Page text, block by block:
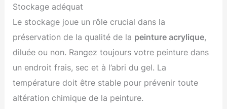
Stockage adéquat
Le stockage joue un rôle crucial dans la
préservation de la qualité de la peinture acrylique,
diluée ou non. Rangez toujours votre peinture dans
un endroit frais, sec et à l’abri du gel. La
température doit être stable pour prévenir toute
altération chimique de la peinture.